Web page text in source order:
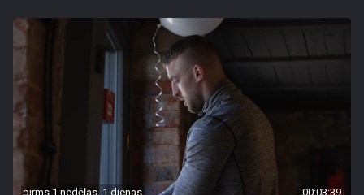
pirms 1 nedēļas, 1 dienas 00:03:39